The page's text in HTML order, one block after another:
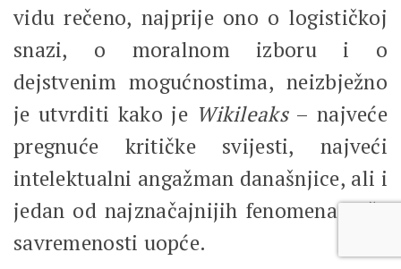
vidu rečeno, najprije ono o logističkoj
snazi, o moralnom izboru i o
dejstvenim mogućnostima, neizbježno
je utvrditi kako je Wikileaks– najveće
pregnuće kritičke svijesti, najveći
intelektualni angažman današnjice, ali i
jedan od najznačajnijih fenomena naše
savremenosti uopće.